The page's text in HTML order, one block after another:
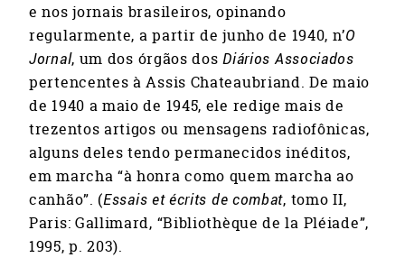
e nos jornais brasileiros, opinando
regularmente, a partir de junho de 1940, n’O
Jornal, um dos órgãos dosDiários Associados
pertencentes à Assis Chateaubriand. De maio
de 1940 a maio de 1945, ele redige mais de
trezentos artigos ou mensagens radiofônicas,
alguns deles tendo permanecidos inéditos,
em marcha “à honra como quem marcha ao
canhão”. (Essais et écrits de combat, tomo II,
Paris: Gallimard, “Bibliothèque de la Pléiade”,
1995, p. 203).